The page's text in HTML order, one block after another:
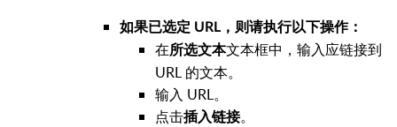
如果已选定 URL，则请执行以下操作：
在所选文本文本框中，输入应链接到
URL 的文本。
输入 URL。
点击插入链接。